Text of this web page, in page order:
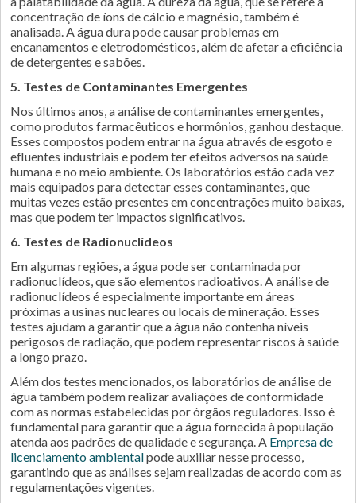
concentração de íons de cálcio e magnésio, também é
analisada. A água dura pode causar problemas em
encanamentos e eletrodomésticos, além de afetar a eficiência
de detergentes e sabões.
5. Testes de Contaminantes Emergentes
Nos últimos anos, a análise de contaminantes emergentes,
como produtos farmacêuticos e hormônios, ganhou destaque.
Esses compostos podem entrar na água através de esgoto e
efluentes industriais e podem ter efeitos adversos na saúde
humana e no meio ambiente. Os laboratórios estão cada vez
mais equipados para detectar esses contaminantes, que
muitas vezes estão presentes em concentrações muito baixas,
mas que podem ter impactos significativos.
6. Testes de Radionuclídeos
Em algumas regiões, a água pode ser contaminada por
radionuclídeos, que são elementos radioativos. A análise de
radionuclídeos é especialmente importante em áreas
próximas a usinas nucleares ou locais de mineração. Esses
testes ajudam a garantir que a água não contenha níveis
perigosos de radiação, que podem representar riscos à saúde
a longo prazo.
Além dos testes mencionados, os laboratórios de análise de
água também podem realizar avaliações de conformidade
com as normas estabelecidas por órgãos reguladores. Isso é
fundamental para garantir que a água fornecida à população
atenda aos padrões de qualidade e segurança. A Empresa de
licenciamento ambientalpode auxiliar nesse processo,
garantindo que as análises sejam realizadas de acordo com as
regulamentações vigentes.